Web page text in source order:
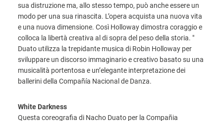
sua distruzione ma, allo stesso tempo, può anche essere un
modo per una sua rinascita. L’opera acquista una nuova vita
e una nuova dimensione. Così Holloway dimostra coraggio e
colloca la libertà creativa al di sopra del peso della storia. "
Duato utilizza la trepidante musica di Robin Holloway per
sviluppare un discorso immaginario e creativo basato su una
musicalità portentosa e un’elegante interpretazione dei
ballerini della Compañía Nacional de Danza.
White Darkness
Questa coreografia di Nacho Duato per la Compañia